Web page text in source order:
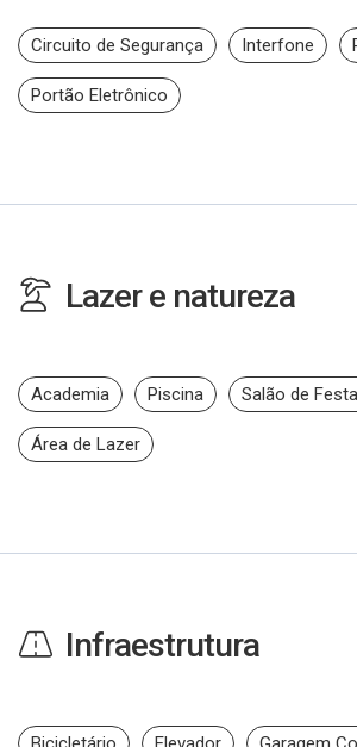
Circuito de Segurança Interfone
Portão Eletrônico
Lazer e natureza
Academia Piscina Salão de
Área de Lazer
Infraestrutura